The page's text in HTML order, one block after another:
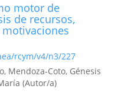
motor de
de recursos,
rcym/v4/n3/227
Mendoza-Coto, Génesis
(Autor/a)